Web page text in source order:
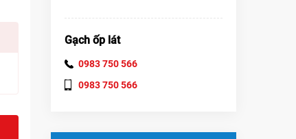
Gạch ốp lát
0983 750 566
0983 750 566